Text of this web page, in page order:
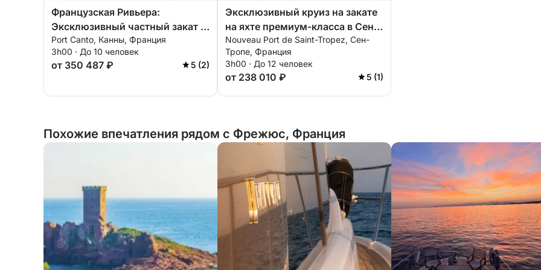
Французская Ривьера:
Эксклюзивный частный закат в
Каннах: Леринские острова и
аперитив премиум-класса.
Port Canto, Канны, Франция
3h00 · До 10 человек
от 350 487 ₽ 5 (2)
Эксклюзивный круиз на закате
на яхте премиум-класса в Сен-
Тропе, все включено.
Nouveau Port de Saint-Tropez, Сен-
Тропе, Франция
3h00 · До 12 человек
от 238 010 ₽ 5 (1)
Похожие впечатления рядом с Фрежюс, Франция